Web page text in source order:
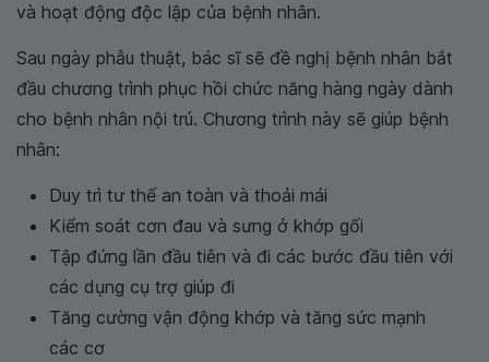
và hoạt động độc lập của bệnh nhân.
Sau ngày phẫu thuật, bác sĩ sẽ đề nghị bệnh nhân bắt
đầu chương trình phục hồi chức năng hàng ngày dành
cho bệnh nhân nội trú. Chương trình này sẽ giúp bệnh
nhân:
Duy trì tư thế an toàn và thoải mái
Kiểm soát cơn đau và sưng ở khớp gối
Tập đứng lần đầu tiên và đi các bước đầu tiên với
các dụng cụ trợ giúp đi
Tăng cường vận động khớp và tăng sức mạnh
các cơ